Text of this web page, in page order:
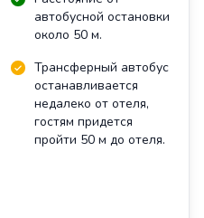
автобусной остановки
около 50 м.
Трансферный автобус
останавливается
недалеко от отеля,
гостям придется
пройти 50 м до отеля.